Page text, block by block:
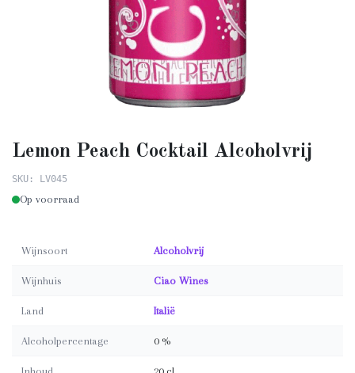
Lemon Peach Cocktail Alcoholvrij
SKU: LV045
Op voorraad
Wijnsoort Alcoholvrij
Wijnhuis Ciao Wines
Land Italië
Alcoholpercentage 0 %